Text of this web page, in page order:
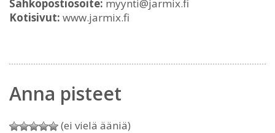
Sähköpostiosoite: myynti@jarmix.fi
Kotisivut: www.jarmix.fi
Anna pisteet
(ei vielä ääniä)